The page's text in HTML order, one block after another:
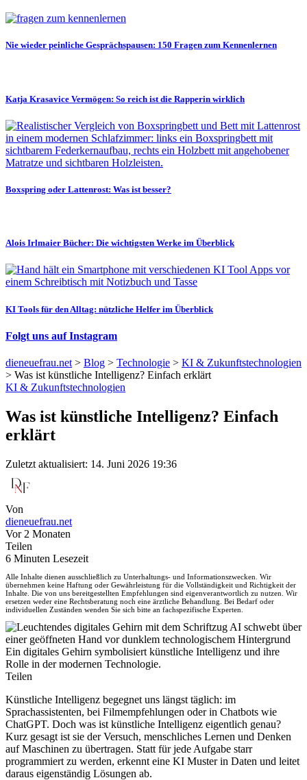
Nie wieder peinliche Gesprächspausen: 150 Fragen zum Kennenlernen
Katja Krasavice Vermögen: So reich ist die Rapperin wirklich
Boxspring oder Lattenrost: Was ist besser?
Alois Irlmaier Bücher: Die wichtigsten Werke im Überblick
KI Tools für den Alltag: nützliche Helfer im Überblick
Folgt uns auf Instagram
dieneuefrau.net > Blog > Technologie > KI & Zukunftstechnologien
> Was ist künstliche Intelligenz? Einfach erklärt
KI & Zukunftstechnologien
Was ist künstliche Intelligenz? Einfach
erklärt
Zuletzt aktualisiert: 14. Juni 2026 19:36
Von
dieneuefrau.net
Vor 2 Monaten
Teilen
6 Minuten Lesezeit
Alle Inhalte dienen ausschließlich zu Unterhaltungs- und Informationszwecken. Wir
übernehmen keine Haftung oder Gewährleistung für die Vollständigkeit und Richtigkeit der
Inhalte. Die von uns bereitgestellten Empfehlungen sind eigenverantwortlich zu nutzen. Wir
ersetzen weder eine Rechtsberatung noch eine ärztliche Behandlung. Bei Bedarf oder
individuellen Zuständen wenden Sie sich bitte an fachspezifische Experten.
Ein digitales Gehirn symbolisiert künstliche Intelligenz und ihre
Rolle in der modernen Technologie.
Teilen
Künstliche Intelligenz begegnet uns längst täglich: im
Sprachassistenten, bei Filmempfehlungen oder in Chatbots wie
ChatGPT. Doch was ist künstliche Intelligenz eigentlich genau?
Kurz gesagt ist sie der Versuch, menschliches Lernen und Denken
auf Maschinen zu übertragen. Statt für jede Aufgabe starr
programmiert zu werden, erkennt eine KI Muster in Daten und leitet
daraus eigenständig Lösungen ab.